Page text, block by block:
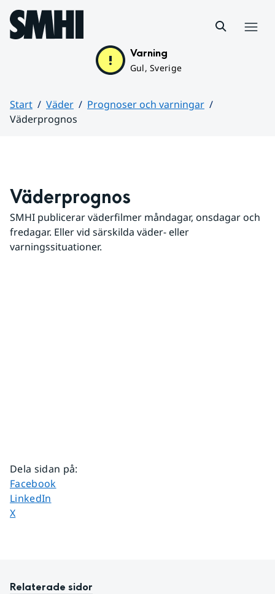
Hoppa till sidans innehåll
Varning
Gul, Sverige
Start Väder
Prognoser och varningar
Väderprognos
Väderprognos
SMHI publicerar väderfilmer måndagar, onsdagar och
fredagar. Eller vid särskilda väder- eller
varningssituationer.
Dela sidan på:
Dela sidan på
Facebook
Dela sidan på
LinkedIn
Dela sidan på
X
Relaterade sidor